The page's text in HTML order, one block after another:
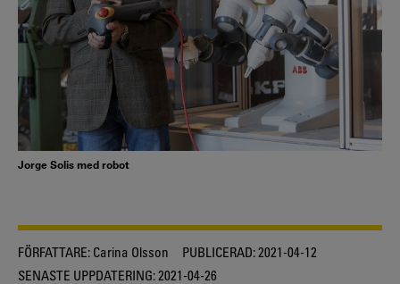
Jorge Solis med robot
FÖRFATTARE: Carina Olsson PUBLICERAD:2021-04-12
SENASTE UPPDATERING:2021-04-26